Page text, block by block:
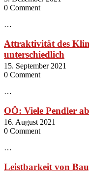
0 Comment
…
Attraktivität des
unterschiedlich
15. September 2021
0 Comment
…
OÖ: Viele Pendler
16. August 2021
0 Comment
…
Leistbarkeit von